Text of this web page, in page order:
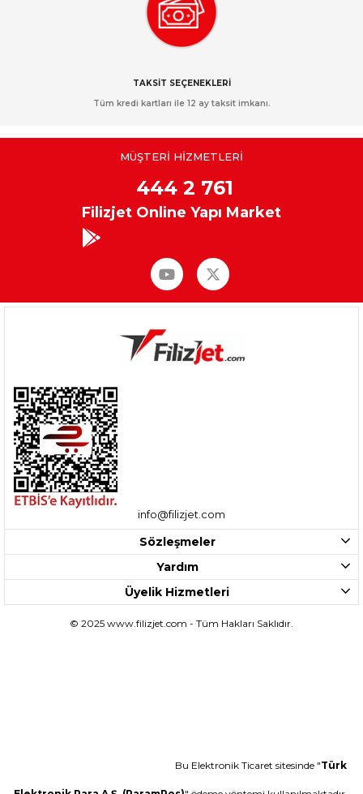
TAKSİT SEÇENEKLERİ
Tüm kredi kartları ile 12 ay taksit imkanı.
MÜŞTERİ HİZMETLERİ
444 2 761
Filizjet Online Yapı Market
info@filizjet.com
Sözleşmeler
Yardım
Üyelik Hizmetleri
© 2025 www.filizjet.com - Tüm Hakları Saklıdır.
Bu Elektronik Ticaret sitesinde "Türk